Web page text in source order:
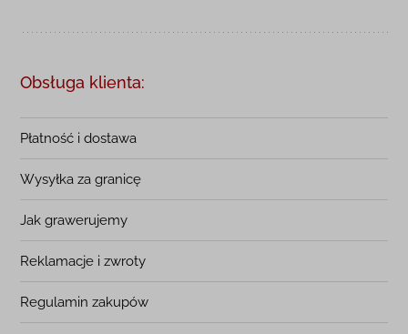
Obsługa klienta:
Płatność i dostawa
Wysyłka za granicę
Jak grawerujemy
Reklamacje i zwroty
Regulamin zakupów